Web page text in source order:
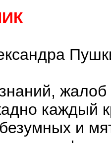
каждый
и